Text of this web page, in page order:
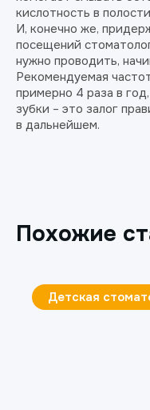
кислотность в
И, конечно же,
посещений
нужно проводить,
Рекомендуемая
примерно 4 раза в
зубки – это залог
в дальнейшем.
Похожие
Детская